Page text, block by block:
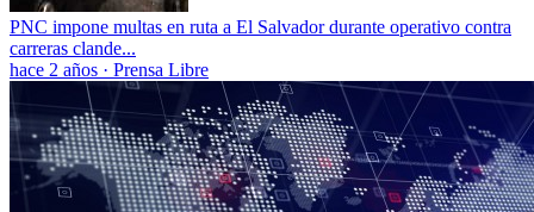
PNC impone multas en ruta a El Salvador durante operativo contra
carreras clande...
hace 2 años · Prensa Libre